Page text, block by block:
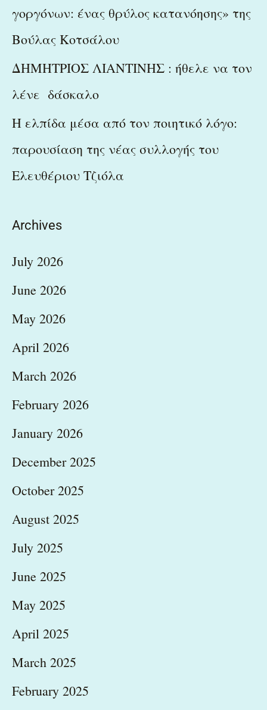
γοργόνων: ένας θρύλος κατανόησης» της
Βούλας Κοτσάλου
ΔΗΜΗΤΡΙΟΣ ΛΙΑΝΤΙΝΗΣ : ήθελε να τον
λένε δάσκαλο
Η ελπίδα μέσα από τον ποιητικό λόγο:
παρουσίαση της νέας συλλογής του
Ελευθέριου Τζιόλα
Archives
July 2026
June 2026
May 2026
April 2026
March 2026
February 2026
January 2026
December 2025
October 2025
August 2025
July 2025
June 2025
May 2025
April 2025
March 2025
February 2025